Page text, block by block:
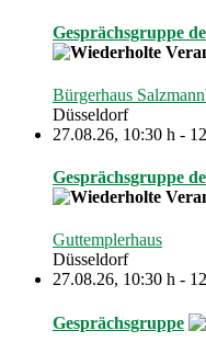
Gesprächsgruppe
Bürgerhaus
Düsseldorf
27.08.26, 10:30 h -
Gesprächsgruppe
Guttemplerhaus
Düsseldorf
27.08.26, 10:30 h -
Gesprächsgruppe